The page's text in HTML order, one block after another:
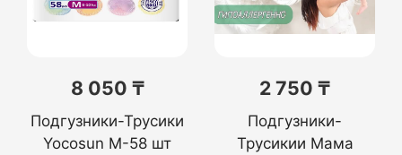
8 050 ₸
Подгузники-Трусики
Yocosun M-58 шт
2 750 ₸
Подгузники-
Трусикии Мама